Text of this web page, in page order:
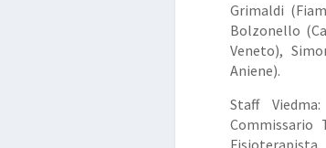
Grimaldi
Bolzonello
Veneto),
Aniene).
Staff
Commissario
Fisioterapista.